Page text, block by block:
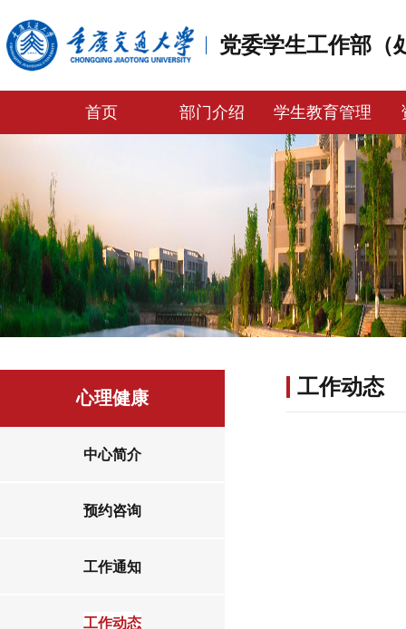
党委学生工作部（
首页 部门介绍 学生教育管理
心理健康
中心简介
预约咨询
工作通知
工作动态
工作动态